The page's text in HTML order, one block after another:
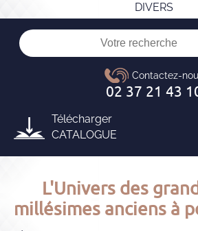
DIVERS
Télécharger
CATALOGUE
L'Univers des
millésimes anciens à